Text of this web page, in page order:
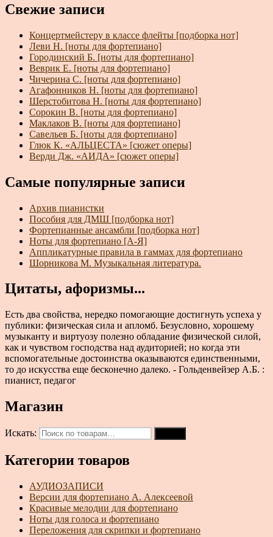
Свежие записи
Концертмейстеру в классе флейты [подборка нот]
Леви Н. [ноты для фортепиано]
Городинский Б. [ноты для фортепиано]
Веврик Е. [ноты для фортепиано]
Чичерина С. [ноты для фортепиано]
Агафонников Н. [ноты для фортепиано]
Шерстобитова Н. [ноты для фортепиано]
Сорокин В. [ноты для фортепиано]
Маклаков В. [ноты для фортепиано]
Савельев Б. [ноты для фортепиано]
Глюк К. «АЛЬЦЕСТА» [сюжет оперы]
Верди Дж. «АИДА» [сюжет оперы]
Самые популярные записи
Архив пианистки
Пособия для ДМШ [подборка нот]
Фортепианные ансамбли [подборка нот]
Ноты для фортепиано [А-Я]
Аппликатурные правила в гаммах для фортепиано
Шорникова М. Музыкальная литература.
Цитаты, афоризмы...
Есть два свойства, нередко помогающие достигнуть успеха у
публики: физическая сила и апломб. Безусловно, хорошему
музыканту и виртуозу полезно обладание физической силой,
как и чувством господства над аудиторией; но когда эти
вспомогательные достоинства оказываются единственными,
то до искусства еще бесконечно далеко. - Гольденвейзер А.Б. :
пианист, педагог
Магазин
Искать:
Категории товаров
АУДИОЗАПИСИ
Версии для фортепиано А. Алексеевой
Красивые мелодии для фортепиано
Ноты для голоса и фортепиано
Переложения для скрипки и фортепиано